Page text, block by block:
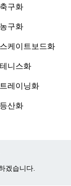
축구화
농구화
스케이트보드화
테니스화
트레이닝화
등산화
겠습니다.